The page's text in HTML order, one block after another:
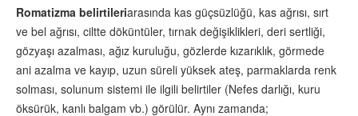
Romatizma belirtileriarasında kas güçsüzlüğü, kas ağrısı, sırt
ve bel ağrısı, ciltte döküntüler, tırnak değişiklikleri, deri sertliği,
gözyaşı azalması, ağız kuruluğu, gözlerde kızarıklık, görmede
ani azalma ve kayıp, uzun süreli yüksek ateş, parmaklarda renk
solması, solunum sistemi ile ilgili belirtiler (Nefes darlığı, kuru
öksürük, kanlı balgam vb.) görülür. Aynı zamanda;